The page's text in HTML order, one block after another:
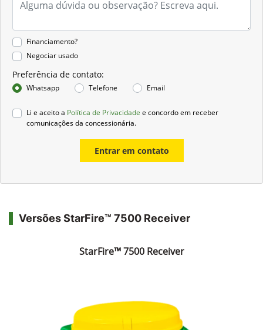
Financiamento?
Negociar usado
Preferência de contato:
Whatsapp Telefone Email
Li e aceito a Política de Privacidade e concordo em receber
comunicações da concessionária.
Entrar em contato
Versões StarFire™ 7500 Receiver
StarFire™ 7500 Receiver